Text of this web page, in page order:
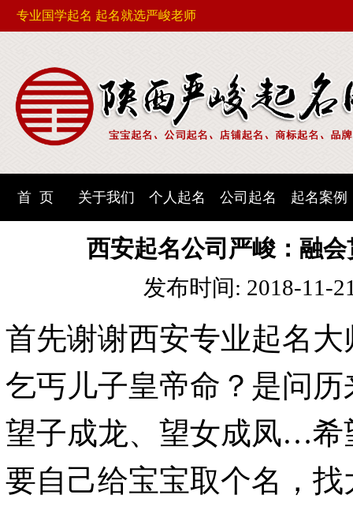
专业国学起名 起名就选严峻老师
首 页 关于我们 个人起名 公司起名 起名案例
西安起名公司严峻：融
发布时间: 2018-11-
首先谢谢西安专业起名
乞丐儿子皇帝命？是问
望子成龙、望女成凤…希
要自己给宝宝取个名，